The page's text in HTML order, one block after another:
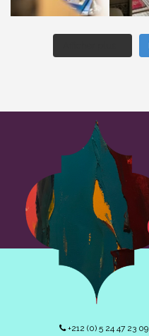
+212 (0) 5 24 47 23 09